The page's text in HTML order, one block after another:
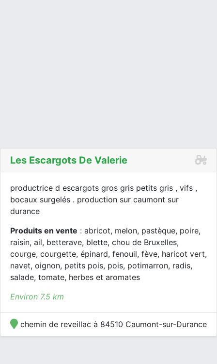
Les Escargots De Valerie
productrice d escargots gros gris petits gris , vifs ,
bocaux surgelés . production sur caumont sur
durance
Produits en vente : abricot, melon, pastèque, poire,
raisin, ail, betterave, blette, chou de Bruxelles,
courge, courgette, épinard, fenouil, fève, haricot vert,
navet, oignon, petits pois, pois, potimarron, radis,
salade, tomate, herbes et aromates
Environ 7.5 km
chemin de reveillac à 84510 Caumont-sur-Durance